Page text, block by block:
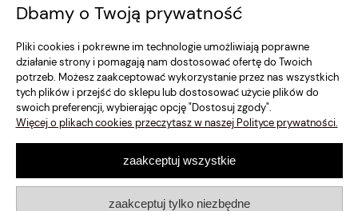
Dostawa i Płatność
Szybki Kontakt
pokaż pełną wersję strony
Sklep internetowy Shoper.pl
Dbamy o Twoją prywatność
Pliki cookies i pokrewne im technologie umożliwiają poprawne
działanie strony i pomagają nam dostosować ofertę do Twoich
potrzeb. Możesz zaakceptować wykorzystanie przez nas wszystkich
tych plików i przejść do sklepu lub dostosować użycie plików do
swoich preferencji, wybierając opcję "Dostosuj zgody".
Więcej o plikach cookies przeczytasz w naszej Polityce prywatności.
zaakceptuj tylko niezbędne
zaakceptuj wszystkie